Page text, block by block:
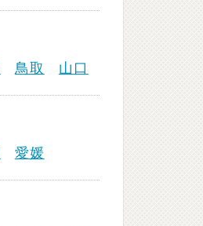
鳥取 山口
愛媛